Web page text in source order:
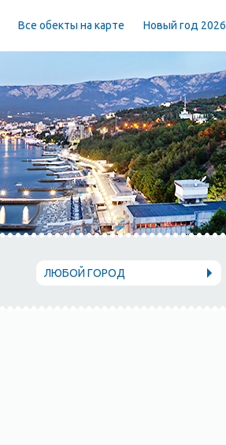
Все обекты на карте Новый год 2026
ЛЮБОЙ ГОРОД